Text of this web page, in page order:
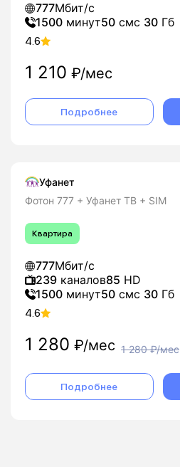
777Мбит/с
1500 минут50 смс 30 Гб
4.6
1 210 ₽/мес
Подробнее
Уфанет
Фотон 777 + Уфанет ТВ + SIM
Квартира
777Мбит/с
239 каналов85 HD
1500 минут50 смс 30 Гб
4.6
1 280 ₽/мес 1 280₽/мес
Подробнее